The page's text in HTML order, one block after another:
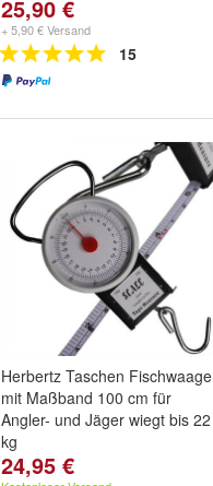
25,90 €
+ 5,90 € Versand
15
Herbertz Taschen Fischwaage
mit Maßband 100 cm für
Angler- und Jäger wiegt bis 22
kg
24,95 €